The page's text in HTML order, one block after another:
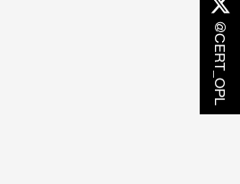
@CERT_OPL